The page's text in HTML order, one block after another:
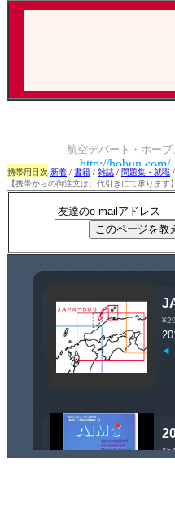
携帯用目次 新着 / 書籍 / 雑誌 / 問題集・就職 /
【携帯からの御注文は、代引きにて承ります